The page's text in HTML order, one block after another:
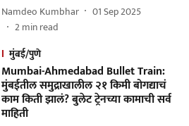
Namdeo Kumbhar
01 Sep 2025
2min read
मुंबई/पुणे
Mumbai-Ahmedabad Bullet Train:
मुंबईतील समुद्राखालील २१ किमी बोगद्याचं
काम किती झालं? बुलेट ट्रेनच्या कामाची सर्व
माहिती